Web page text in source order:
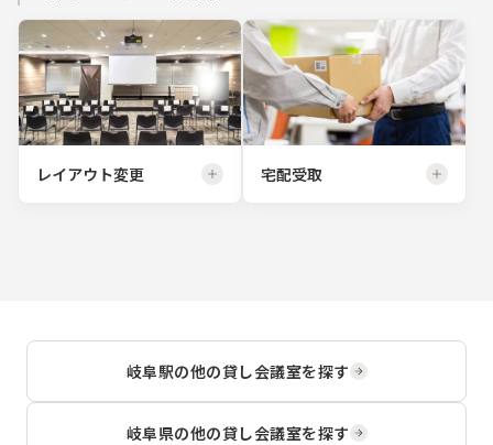
レイアウト変更 宅配受取
岐阜駅の他の貸し会議室を探す
岐阜県の他の貸し会議室を探す